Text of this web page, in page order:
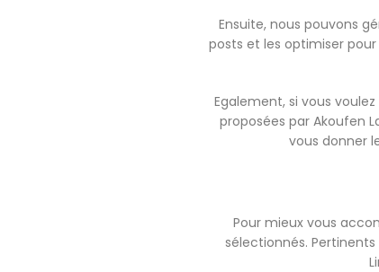
Ensuite, nous pouvons
posts et les optimiser
Egalement, si vous
proposées par Akoufen
vous donner
Pour mieux vous
sélectionnés.